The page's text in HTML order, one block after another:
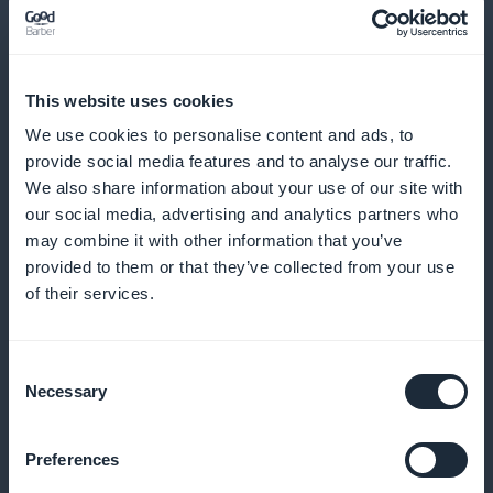
This website uses cookies
We use cookies to personalise content and ads, to
provide social media features and to analyse our traffic.
We also share information about your use of our site with
our social media, advertising and analytics partners who
may combine it with other information that you’ve
provided to them or that they’ve collected from your use
of their services.
Selection
Necessary
Preferences
Detaljert statistikk for en raffinert strategi
Visualiser og analyser abonnentenes atferd for å
forbedre innholdet og markedsføringsstrategiene
dine
Integrer widgeter på startskjermen for å fremme